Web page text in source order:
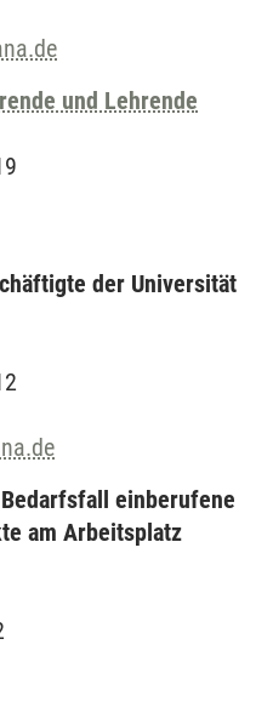
und Lehrende
der Universität
einberufene
am Arbeitsplatz